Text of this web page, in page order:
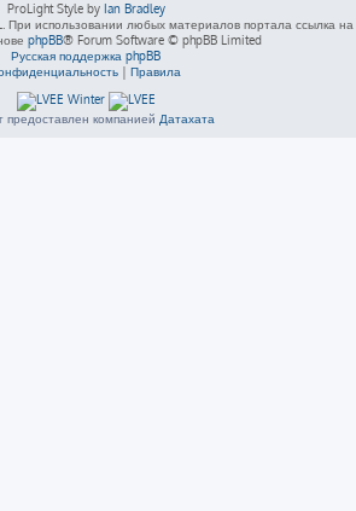
ProLight Style by Ian Bradley
При использовании любых материалов портала ссылка на
phpBB® Forum Software © phpBB Limited
Русская поддержка phpBB
| Правила
предоставлен компанией Датахата